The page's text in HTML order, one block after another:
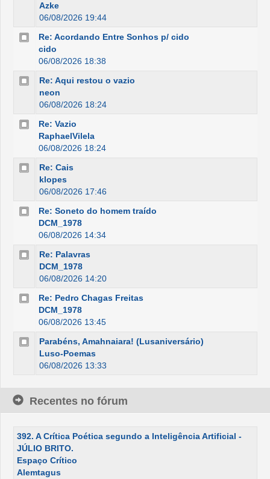
Azke
06/08/2026 19:44
Re: Acordando Entre Sonhos p/ cido
cido
06/08/2026 18:38
Re: Aqui restou o vazio
neon
06/08/2026 18:24
Re: Vazio
RaphaelVilela
06/08/2026 18:24
Re: Cais
klopes
06/08/2026 17:46
Re: Soneto do homem traído
DCM_1978
06/08/2026 14:34
Re: Palavras
DCM_1978
06/08/2026 14:20
Re: Pedro Chagas Freitas
DCM_1978
06/08/2026 13:45
Parabéns, Amahnaiara! (Lusaniversário)
Luso-Poemas
06/08/2026 13:33
Recentes no fórum
392. A Crítica Poética segundo a Inteligência Artificial -
JÚLIO BRITO.
Espaço Crítico
Alemtagus